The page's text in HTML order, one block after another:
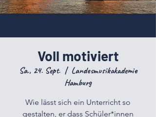
Voll motiviert
Sa., 24. Sept.
  |
Landesmusikakademie
Hamburg
Wie lässt sich ein Unterricht so
gestalten, er dass Schüler*innen